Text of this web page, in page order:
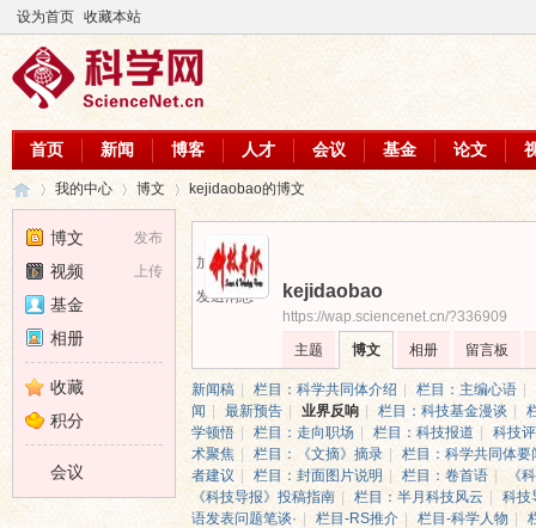
设为首页 收藏本站
首页 新闻 博客 人才 会议 基金 论文
›
我的中心 博文 kejidaobao的博文
加为好友
发送消息
kejidaobao
https://wap.sciencenet.cn/?336909
主题
博文 相册 留言板
新闻稿 栏目：科学共同体介绍 栏目：主编心语
闻
最新预告 业界反响 栏目：科技基金漫谈
学顿悟
栏目：走向职场 栏目：科技报道
科技
术聚焦 | 栏目：《文摘》摘录
栏目：科学共同体要
者建议
栏目：封面图片说明 栏目：卷首语
《
《科技导报》投稿指南
栏目：半月科技风云
科技
语发表问题笔谈·
栏目-RS推介 栏目-科学人物
发布
博文
上传
视频
基金
相册
收藏
积分
会议